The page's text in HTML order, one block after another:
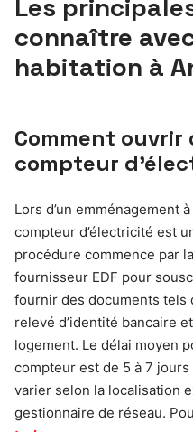
Les
connaître
habitation à
Comment
compteur
Lors d’un emménagement
compteur d’électricité est
procédure commence par
fournisseur EDF pour
fournir des documents tels
relevé d’identité bancaire
logement. Le délai moyen
compteur est de 5 à 7
varier selon la localisation
gestionnaire de réseau.